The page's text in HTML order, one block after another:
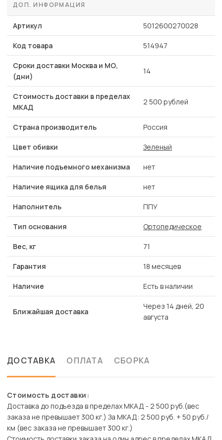
ДОП. ИНФОРМАЦИЯ
Артикул 5012600270028
Код товара 514947
Сроки доставки Москва и МО,
(дни)
14
Стоимость доставки в пределах
МКАД
2 500 рублей
Страна производитель Россия
Цвет обивки Зеленый
Наличие подъемного механизма нет
Наличие ящика для белья нет
Наполнитель ППУ
Тип основания Ортопедическое
Вес, кг 71
Гарантия 18 месяцев
Наличие Есть в наличии
Ближайшая доставка
Через 14 дней, 20
августа
ДОСТАВКА ОПЛАТА СБОРКА
Стоимость доставки:
Доставка до подъезда в пределах МКАД - 2 500 руб.(вес
заказа не превышает 300 кг.) За МКАД: 2 500 руб. + 50 руб./
км (вес заказа не превышает 300 кг.)